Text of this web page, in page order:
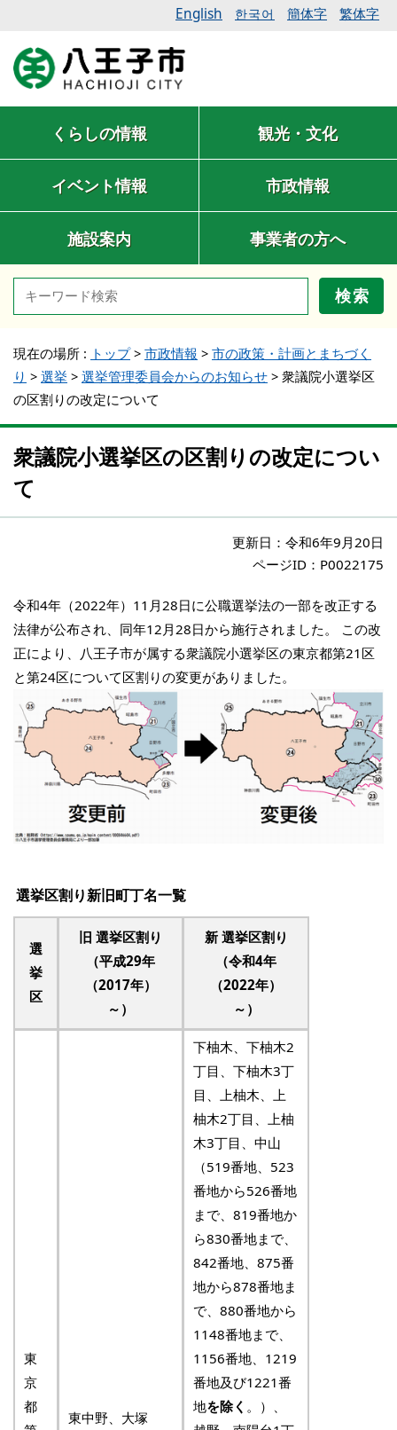
English 한국어 簡体字 繁体字
くらしの情報 観光・文化
イベント情報 市政情報
施設案内 事業者の方へ
検索
現在の場所 : トップ> 市政情報 > 市の政策・計画とまちづく
り > 選挙 > 選挙管理委員会からのお知らせ > 衆議院小選挙区
の区割りの改定について
衆議院小選挙区の区割りの改定につい
て
更新日： 令和6年9月20日
ページID：P0022175
令和4年（2022年）11月28日に公職選挙法の一部を改正する
法律が公布され、同年12月28日から施行されました。 この改
正により、八王子市が属する衆議院小選挙区の東京都第21区
と第24区について区割りの変更がありました。
選挙区割り新旧町丁名一覧
選
挙
区
旧 選挙区割り
（平成29年
（2017年）
～）
新 選挙区割り
（令和4年
（2022年）
～）
東
京
都
東中野、大塚
下柚木、下柚木2
丁目、下柚木3丁
目、上柚木、上
柚木2丁目、上柚
木3丁目、中山
（519番地、523
番地から526番地
まで、819番地か
ら830番地まで、
842番地、875番
地から878番地ま
で、880番地から
1148番地まで、
1156番地、1219
番地及び1221番
地を除く 。）、